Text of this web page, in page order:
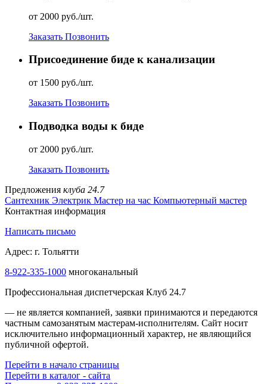
от 2000 руб./шт.
Заказать Позвонить
Присоединение биде к канализации
от 1500 руб./шт.
Заказать Позвонить
Подводка воды к биде
от 2000 руб./шт.
Заказать Позвонить
Предложения клуба 24.7
Сантехник Электрик Мастер на час Компьютерный мастер
Контактная информация
Написать письмо
Адрес: г. Тольятти
8-922-335-1000 многоканальный
Профессиональная диспетчерская Клуб 24.7
— не является компанией, заявки принимаются и передаются
частным самозанятым мастерам‑исполнителям. Сайт носит
исключительно информационный характер, не являющийся
публичной офертой.
Перейти в начало страницы
Перейти в каталог - сайта